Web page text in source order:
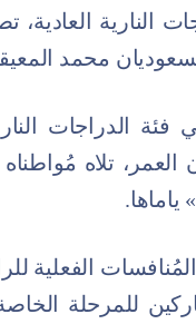
النارية
محمد
فئة الدراجات
العمر، تلاه
ياماها.
المُنافسات الفعلية